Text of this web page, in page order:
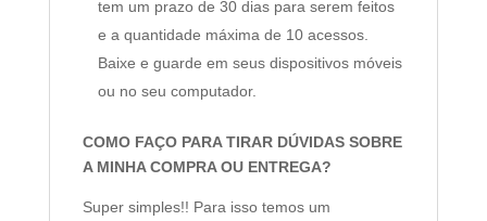
tem um prazo de 30 dias para serem feitos
e a quantidade máxima de 10 acessos.
Baixe e guarde em seus dispositivos móveis
ou no seu computador.
COMO FAÇO PARA TIRAR DÚVIDAS SOBRE
A MINHA COMPRA OU ENTREGA?
Super simples!! Para isso temos um